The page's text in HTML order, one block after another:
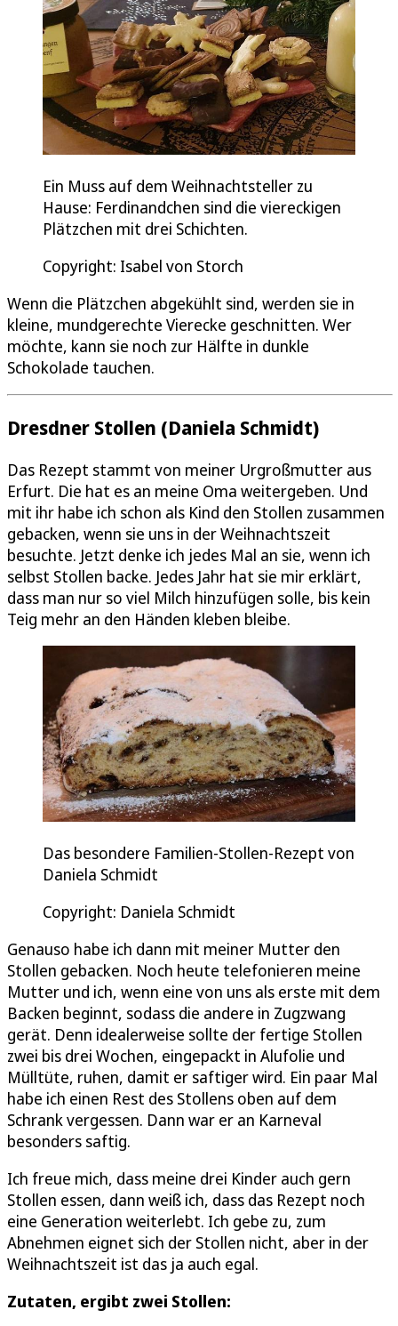
Ein Muss auf dem Weihnachtsteller zu
Hause: Ferdinandchen sind die viereckigen
Plätzchen mit drei Schichten.
Copyright: Isabel von Storch
Wenn die Plätzchen abgekühlt sind, werden sie in
kleine, mundgerechte Vierecke geschnitten. Wer
möchte, kann sie noch zur Hälfte in dunkle
Schokolade tauchen.
Dresdner Stollen (Daniela Schmidt)
Das Rezept stammt von meiner Urgroßmutter aus
Erfurt. Die hat es an meine Oma weitergeben. Und
mit ihr habe ich schon als Kind den Stollen zusammen
gebacken, wenn sie uns in der Weihnachtszeit
besuchte. Jetzt denke ich jedes Mal an sie, wenn ich
selbst Stollen backe. Jedes Jahr hat sie mir erklärt,
dass man nur so viel Milch hinzufügen solle, bis kein
Teig mehr an den Händen kleben bleibe.
Das besondere Familien-Stollen-Rezept von
Daniela Schmidt
Copyright: Daniela Schmidt
Genauso habe ich dann mit meiner Mutter den
Stollen gebacken. Noch heute telefonieren meine
Mutter und ich, wenn eine von uns als erste mit dem
Backen beginnt, sodass die andere in Zugzwang
gerät. Denn idealerweise sollte der fertige Stollen
zwei bis drei Wochen, eingepackt in Alufolie und
Mülltüte, ruhen, damit er saftiger wird. Ein paar Mal
habe ich einen Rest des Stollens oben auf dem
Schrank vergessen. Dann war er an Karneval
besonders saftig.
Ich freue mich, dass meine drei Kinder auch gern
Stollen essen, dann weiß ich, dass das Rezept noch
eine Generation weiterlebt. Ich gebe zu, zum
Abnehmen eignet sich der Stollen nicht, aber in der
Weihnachtszeit ist das ja auch egal.
Zutaten, ergibt zwei Stollen: